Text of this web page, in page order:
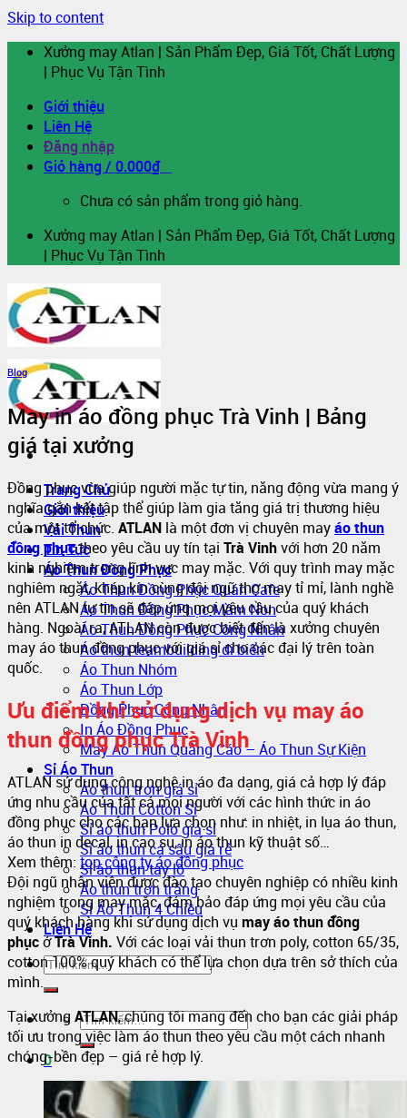
Skip to content
Xưởng may Atlan | Sản Phẩm Đẹp, Giá Tốt, Chất Lượng
| Phục Vụ Tận Tình
Giới thiệu
Liên Hệ
Đăng nhập
Giỏ hàng / 0.000₫
Chưa có sản phẩm trong giỏ hàng.
Xưởng may Atlan | Sản Phẩm Đẹp, Giá Tốt, Chất Lượng
| Phục Vụ Tận Tình
Trang Chủ
Giới thiệu
Vải Thun
Tin Tức
Áo Thun Đồng Phục
Áo Thun Đồng Phục Quán Cafe
Áo Thun Đồng Phục Mầm Non
Áo Thun Đồng Phục Công Nhân
Áo thun teambuilding đi biển
Áo Thun Nhóm
Áo Thun Lớp
Đồng Phục Công Nhân
In Áo Đồng Phục
May Áo Thun Quảng Cáo – Áo Thun Sự Kiện
Sỉ Áo Thun
Áo thun trơn giá sỉ
Áo Thun Cotton Sỉ
Sỉ áo thun Polo giá sỉ
Sỉ áo thun cá sấu giá rẻ
Sỉ áo thun tay lỡ
Áo thun trơn trắng
Sỉ Áo Thun 4 Chiều
Liên Hệ
0
Giỏ hàng
Blog
May in áo đồng phục Trà Vinh | Bảng
giá tại xưởng
Đồng phục vừa giúp người mặc tự tin, năng động vừa mang ý
nghĩa gắn kết tập thể giúp làm gia tăng giá trị thương hiệu
của một tổ chức. ATLAN là một đơn vị chuyên mayáo thun
đồng phụctheo yêu cầu uy tín tại Trà Vinhvới hơn 20 năm
kinh nghiệm trong lĩnh vực may mặc. Với quy trình may mặc
nghiêm ngặt, khép kín cùng đội ngũ thợ may tỉ mỉ, lành nghề
nên ATLAN tự tin sẽ đáp ứng mọi yêu cầu của quý khách
hàng. Ngoài ra, ATLAN còn được biết đến là xưởng chuyên
may áo thun đồng phục với giá sỉ cho các đại lý trên toàn
quốc.
Ưu điểm khi sử dụng dịch vụ may áo
thun đồng phục Trà Vinh
ATLAN sử dụng công nghệ in áo đa dạng, giá cả hợp lý đáp
ứng nhu cầu của tất cả mọi người với các hình thức in áo
đồng phục cho các bạn lựa chọn như: in nhiệt, in lụa áo thun,
áo thun in decal, in cao su, in áo thun kỹ thuật số…
Xem thêm: top công ty áo đồng phục
Đội ngũ nhân viên được đào tạo chuyên nghiệp có nhiều kinh
nghiệm trong may mặc, đảm bảo đáp ứng mọi yêu cầu của
quý khách hàng khi sử dụng dịch vụ may áo thun đồng
phụcởTrà Vinh. Với các loại vải thun trơn poly, cotton 65/35,
cotton 100% quý khách có thể lựa chọn dựa trên sở thích của
mình.
Tại xưởng ATLAN, chúng tôi mang đến cho bạn các giải pháp
tối ưu trong việc làm áo thun theo yêu cầu một cách nhanh
chóng-bền đẹp – giá rẻ hợp lý.